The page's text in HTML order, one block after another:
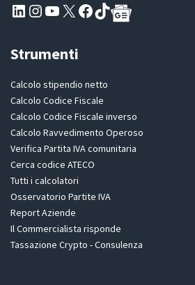
Pagina LinkedIn PartitaIva
Instagram
Canale YouTube Evoluzione - Partitaiva.it
X Segui PartitaIva su Facebook
TikTok
Strumenti
Calcolo stipendio netto
Calcolo Codice Fiscale
Calcolo Codice Fiscale inverso
Calcolo Ravvedimento Operoso
Verifica Partita IVA comunitaria
Cerca codice ATECO
Tutti i calcolatori
Osservatorio Partite IVA
Report Aziende
Il Commercialista risponde
Tassazione Crypto - Consulenza